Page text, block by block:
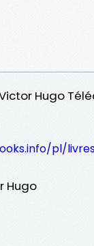
Hugo
pl/
Hugo